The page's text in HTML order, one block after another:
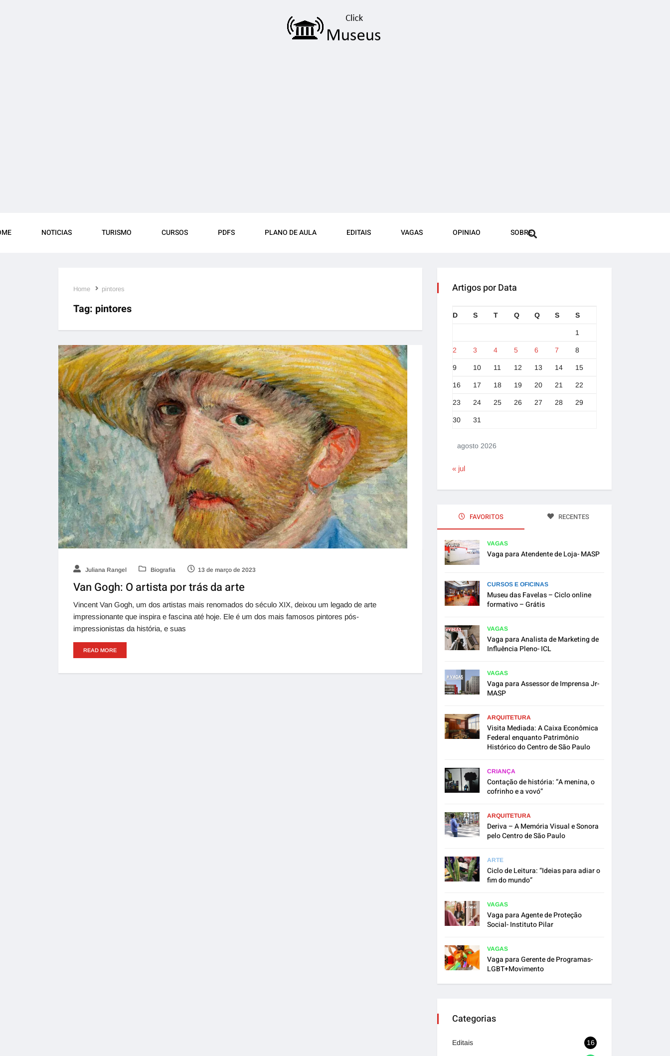
NOTICIAS TURISMO CURSOS PDFS PLANO DE AULA EDITAIS VAGAS OPINIAO SOBRE
Home pintores
Tag: pintores
Juliana Rangel Biografia 13 de março de 2023
Van Gogh: O artista por trás da arte
Vincent Van Gogh, um dos artistas mais renomados do século XIX, deixou um legado de arte
impressionante que inspira e fascina até hoje. Ele é um dos mais famosos pintores pós-
impressionistas da história, e suas
READ MORE
Artigos por Data
agosto 2026
D S T Q Q S S
1
2 3 4 5 6 7 8
9 10 11 12 13 14 15
16 17 18 19 20 21 22
23 24 25 26 27 28 29
30 31
« jul
FAVORITOS RECENTES
VAGAS
Vaga para Atendente de Loja- MASP
CURSOS E OFICINAS
Museu das Favelas – Ciclo online
formativo – Grátis
VAGAS
Vaga para Analista de Marketing de
Influência Pleno- ICL
VAGAS
Vaga para Assessor de Imprensa Jr-
MASP
ARQUITETURA
Visita Mediada: A Caixa Econômica
Federal enquanto Patrimônio
Histórico do Centro de São Paulo
CRIANÇA
Contação de história: “A menina, o
cofrinho e a vovó”
ARQUITETURA
Deriva – A Memória Visual e Sonora
pelo Centro de São Paulo
ARTE
Ciclo de Leitura: “Ideias para adiar o
fim do mundo”
VAGAS
Vaga para Agente de Proteção
Social- Instituto Pilar
VAGAS
Vaga para Gerente de Programas-
LGBT+Movimento
Categorias
Editais 16